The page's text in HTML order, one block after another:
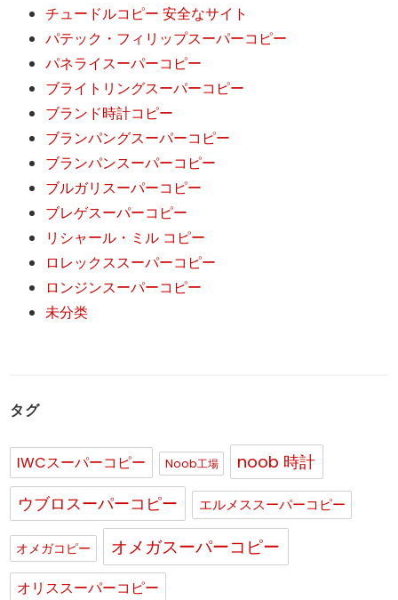
チュードルコピー 安全なサイト
パテック・フィリップスーパーコピー
パネライスーパーコピー
ブライトリングスーパーコピー
ブランド時計コピー
ブランパングスーパーコピー
ブランパンスーパーコピー
ブルガリスーパーコピー
ブレゲスーパーコピー
リシャール・ミル コピー
ロレックススーパーコピー
ロンジンスーパーコピー
未分类
タグ
IWCスーパーコピー Noob工場
noob 時計
ウブロスーパーコピー
エルメススーパーコピー
オメガコピー オメガスーパーコピー
オリススーパーコピー